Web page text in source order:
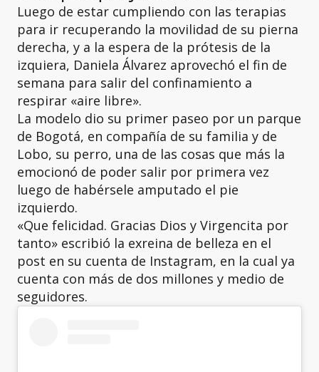
Luego de estar cumpliendo con las terapias
para ir recuperando la movilidad de su pierna
derecha, y a la espera de la prótesis de la
izquiera, Daniela Álvarez aprovechó el fin de
semana para salir del confinamiento a
respirar «aire libre».
La modelo dio su primer paseo por un parque
de Bogotá, en compañía de su familia y de
Lobo, su perro, una de las cosas que más la
emocionó de poder salir por primera vez
luego de habérsele amputado el pie
izquierdo.
«Que felicidad. Gracias Dios y Virgencita por
tanto» escribió la exreina de belleza en el
post en su cuenta de Instagram, en la cual ya
cuenta con más de dos millones y medio de
seguidores.